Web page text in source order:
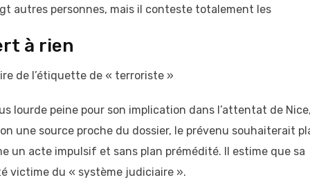
autres personnes, mais il conteste totalement les
à rien
de l’étiquette de « terroriste »
lourde peine pour son implication dans l’attentat de
une source proche du dossier, le prévenu souhaiterait
un acte impulsif et sans plan prémédité. Il estime que sa
victime du « système judiciaire ».